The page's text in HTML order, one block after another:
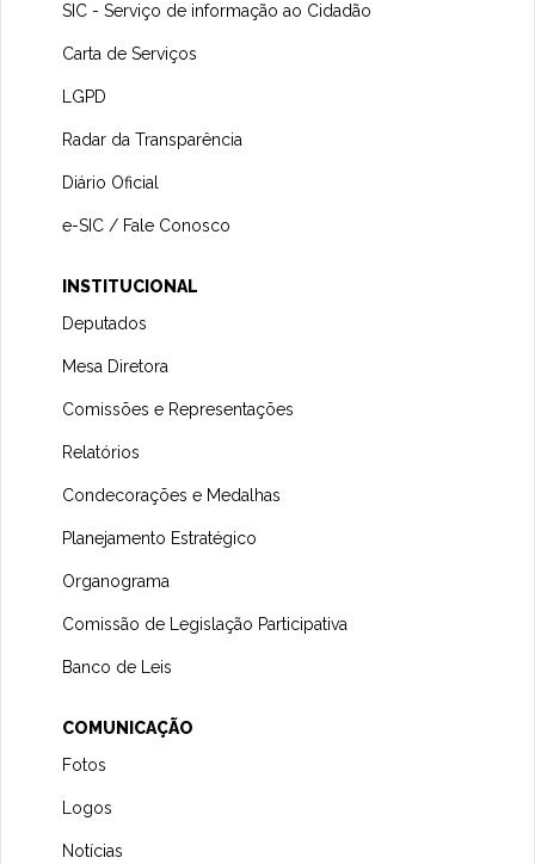
SIC - Serviço de informação ao Cidadão
Carta de Serviços
LGPD
Radar da Transparência
Diário Oficial
e-SIC / Fale Conosco
INSTITUCIONAL
Deputados
Mesa Diretora
Comissões e Representações
Relatórios
Condecorações e Medalhas
Planejamento Estratégico
Organograma
Comissão de Legislação Participativa
Banco de Leis
COMUNICAÇÃO
Fotos
Logos
Notícias